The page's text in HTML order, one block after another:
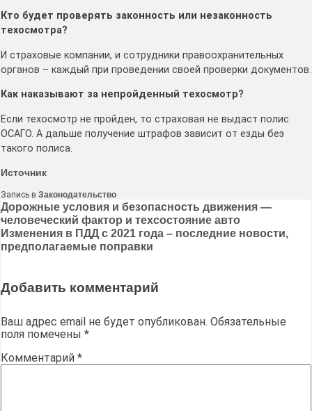
Кто будет проверять законность или незаконность
техосмотра?
И страховые компании, и сотрудники правоохранительных
органов – каждый при проведении своей проверки документов.
Как наказывают за непройденный техосмотр?
Если техосмотр не пройден, то страховая не выдаст полис
ОСАГО. А дальше получение штрафов зависит от езды без
такого полиса.
Источник
Запись в Законодательство
Навигация
по
записям
Дорожные условия и безопасность движения —
человеческий фактор и техсостояние авто
Изменения в ПДД с 2021 года – последние новости,
предполагаемые поправки
Добавить комментарий
Ваш адрес email не будет опубликован. Обязательные
поля помечены *
Комментарий *